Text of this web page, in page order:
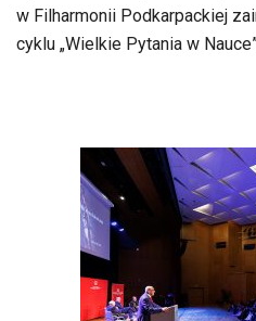
w Filharmonii Podkarpackiej
cyklu „Wielkie Pytania w